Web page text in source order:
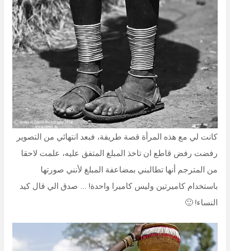
كانت لي مع هذه المرأة قصة طريفة، فبعد انتهائي من التصوير
رفضت رفض قاطع ان تاخذ المبلغ المتفق عليه، علمت لاحقا
من المترجم أنها تطالبني بمضاعفة المبلغ لأنني صورتها
باستخدام كاميرتين وليس كاميرا واحدة! … صدق الي قال كيد
النساء! 🙂